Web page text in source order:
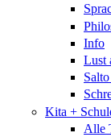
Info
Lust
Kita +
Alle